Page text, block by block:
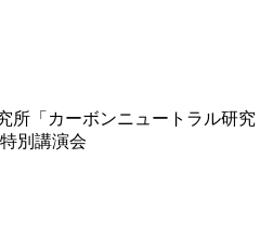
所「カーボンニュートラル研究
別講演会